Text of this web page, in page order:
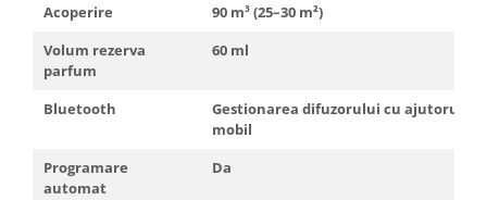
Acoperire
90 m³ (25–30 m²)
Volum rezerva
parfum
60 ml
Bluetooth
Gestionarea difuzorului cu ajutorul
mobil
Programare
automat
Da